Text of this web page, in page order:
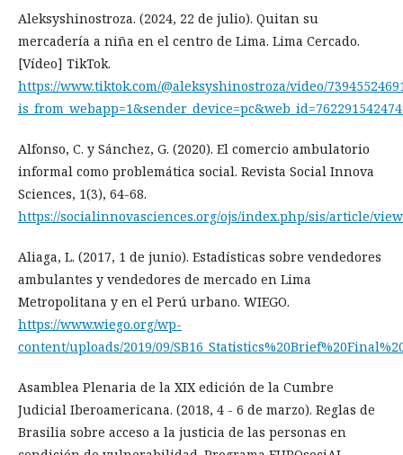
Aleksyshinostroza. (2024, 22 de julio). Quitan su
mercadería a niña en el centro de Lima. Lima Cercado.
[Vídeo] TikTok.
https://www.tiktok.com/@aleksyshinostroza/video/
Alfonso, C. y Sánchez, G. (2020). El comercio ambulatorio
informal como problemática social. Revista Social Innova
Sciences, 1(3), 64-68.
https://socialinnovasciences.org/ojs/index.php/sis/article/
Aliaga, L. (2017, 1 de junio). Estadísticas sobre vendedores
ambulantes y vendedores de mercado en Lima
Metropolitana y en el Perú urbano. WIEGO.
https://www.wiego.org/wp-
content/uploads/2019/09/
Asamblea Plenaria de la XIX edición de la Cumbre
Judicial Iberoamericana. (2018, 4 - 6 de marzo). Reglas de
Brasilia sobre acceso a la justicia de las personas en